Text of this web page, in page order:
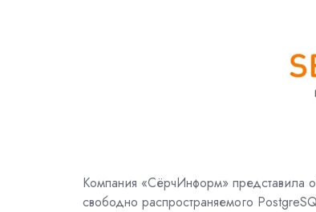
Компания «СёрчИнформ» представила
свободно распространяемого